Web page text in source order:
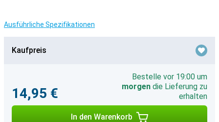
Ausführliche Spezifikationen
Kaufpreis
14,95 €
Bestelle vor 19:00 um
morgen die Lieferung zu
erhalten
In den Warenkorb